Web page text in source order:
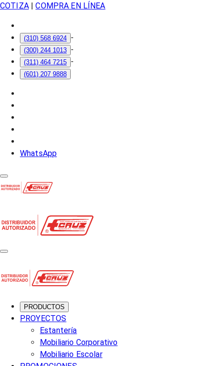
COTIZA| COMPRA EN LÍNEA
(310) 568 6924 -
(300) 244 1013 -
(311) 464 7215 -
(601) 207 9888
WhatsApp
PRODUCTOS
PROYECTOS
Estantería
Mobiliario Corporativo
Mobiliario Escolar